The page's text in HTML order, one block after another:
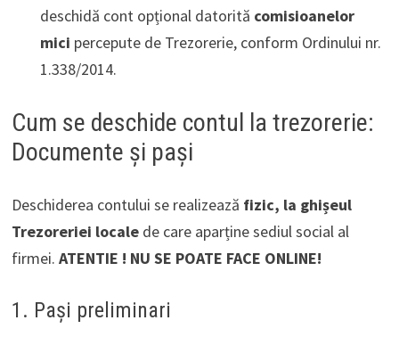
deschidă cont opțional datorită comisioanelor
mici percepute de Trezorerie, conform Ordinului nr.
1.338/2014.
Cum se deschide contul la trezorerie:
Documente și pași
Deschiderea contului se realizează fizic, la ghișeul
Trezoreriei localede care aparține sediul social al
firmei. ATENTIE ! NU SE POATE FACE ONLINE!
1. Pași preliminari